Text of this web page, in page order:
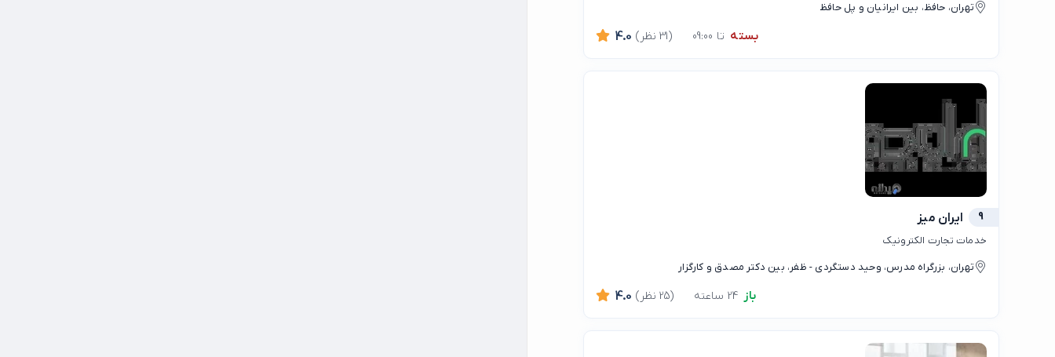
تهران، حافظ، بین ایرانیان و پل حافظ
بسته تا 09:00 4.0 (31 نظر)
9 ایران میز
خدمات تجارت الکترونیک
تهران، بزرگراه مدرس، وحید دستگردی - ظفر، بین دکتر مصدق و کارگزار
باز 4.0 (25 نظر)